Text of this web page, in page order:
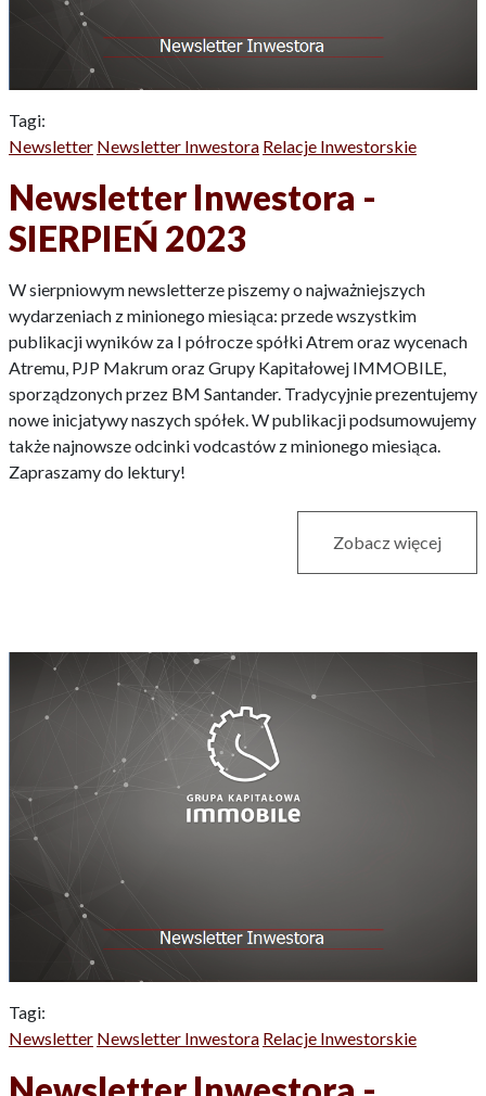
Tagi:
Newsletter Newsletter Inwestora Relacje Inwestorskie
Newsletter Inwestora -
SIERPIEŃ 2023
W sierpniowym newsletterze piszemy o najważniejszych
wydarzeniach z minionego miesiąca: przede wszystkim
publikacji wyników za I półrocze spółki Atrem oraz wycenach
Atremu, PJP Makrum oraz Grupy Kapitałowej IMMOBILE,
sporządzonych przez BM Santander. Tradycyjnie prezentujemy
nowe inicjatywy naszych spółek. W publikacji podsumowujemy
także najnowsze odcinki vodcastów z minionego miesiąca.
Zapraszamy do lektury!
Zobacz więcej
Tagi:
Newsletter Newsletter Inwestora Relacje Inwestorskie